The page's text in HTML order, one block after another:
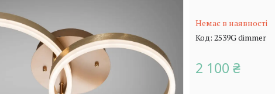
Немає в наявності
Код: 2539G dimmer
2 100 ₴